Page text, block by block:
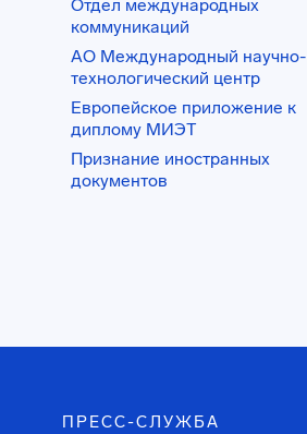
Отдел международных
коммуникаций
АО Международный научно-
технологический центр
Европейское приложение к
диплому МИЭТ
Признание иностранных
документов
ПРЕСС-СЛУЖБА